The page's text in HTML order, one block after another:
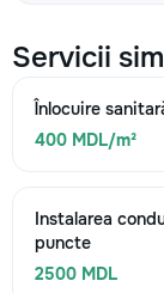
Servicii
Înlocuire
400 MDL/m²
Instalarea
puncte
2500 MDL